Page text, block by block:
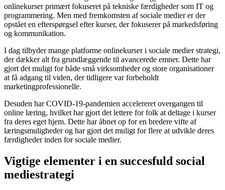
onlinekurser primært fokuseret på tekniske færdigheder som IT og
programmering. Men med fremkomsten af sociale medier er der
opstået en efterspørgsel efter kurser, der fokuserer på markedsføring
og kommunikation.
I dag tilbyder mange platforme onlinekurser i sociale medier strategi,
der dækker alt fra grundlæggende til avancerede emner. Dette har
gjort det muligt for både små virksomheder og store organisationer
at få adgang til viden, der tidligere var forbeholdt
marketingprofessionelle.
Desuden har COVID-19-pandemien accelereret overgangen til
online læring, hvilket har gjort det lettere for folk at deltage i kurser
fra deres eget hjem. Dette har åbnet op for en bredere vifte af
læringsmuligheder og har gjort det muligt for flere at udvikle deres
færdigheder inden for sociale medier.
Vigtige elementer i en succesfuld social
mediestrategi